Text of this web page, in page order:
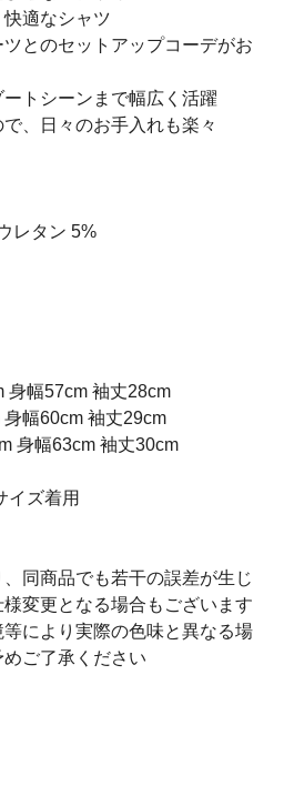
快適なシャツ
ツとのセットアップコーデがお
ートシーンまで幅広く活躍
、日々のお手入れも楽々
レタン 5%
身幅57cm 袖丈28cm
幅60cm 袖丈29cm
身幅63cm 袖丈30cm
イズ着用
同商品でも若干の誤差が生じ
変更となる場合もございます
により実際の色味と異なる場
ご了承ください